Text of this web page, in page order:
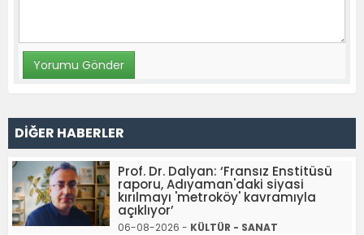
DİĞER HABERLER
Prof. Dr. Dalyan: ‘Fransız Enstitüsü
raporu, Adıyaman'daki siyasi
kırılmayı 'metroköy' kavramıyla
açıklıyor’
06-08-2026 - KÜLTÜR - SANAT